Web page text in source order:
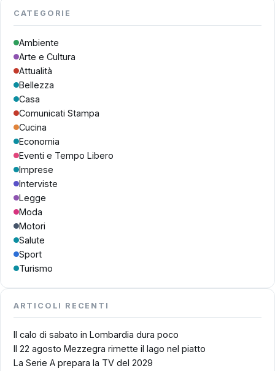
CATEGORIE
Ambiente
Arte e Cultura
Attualità
Bellezza
Casa
Comunicati Stampa
Cucina
Economia
Eventi e Tempo Libero
Imprese
Interviste
Legge
Moda
Motori
Salute
Sport
Turismo
ARTICOLI RECENTI
Il calo di sabato in Lombardia dura poco
Il 22 agosto Mezzegra rimette il lago nel piatto
La Serie A prepara la TV del 2029